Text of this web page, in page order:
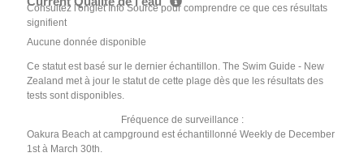
Consultez l'onglet Info Source pour comprendre ce que ces résultats
signifient
Aucune donnée disponible
Ce statut est basé sur le dernier échantillon. The Swim Guide - New
Zealand met à jour le statut de cette plage dès que les résultats des
tests sont disponibles.
Fréquence de surveillance :
Oakura Beach at campground est échantillonné Weekly de December
1st à March 30th.